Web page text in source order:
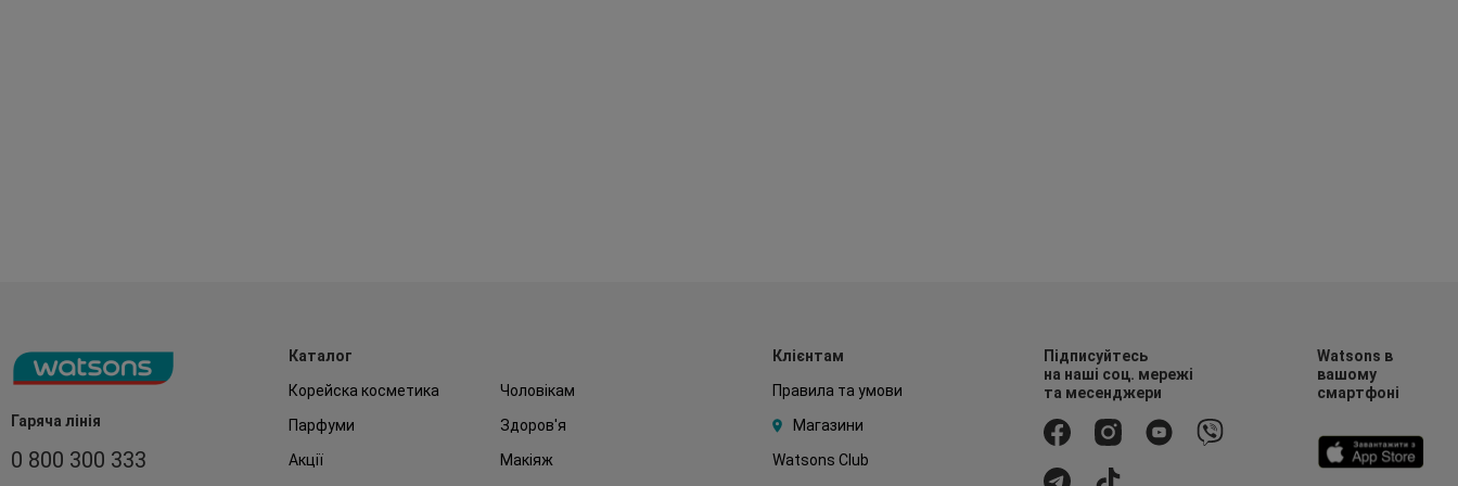
Гаряча лінія
0 800 300 333
Каталог
Корейска косметика
Чоловікам
Парфуми
Здоров'я
Акції
Макіяж
Клієнтам
Правила та умови
Магазини
Watsons Club
Підписуйтесь
на наші соц. мережі
та месенджери
Watsons в
вашому
смартфоні